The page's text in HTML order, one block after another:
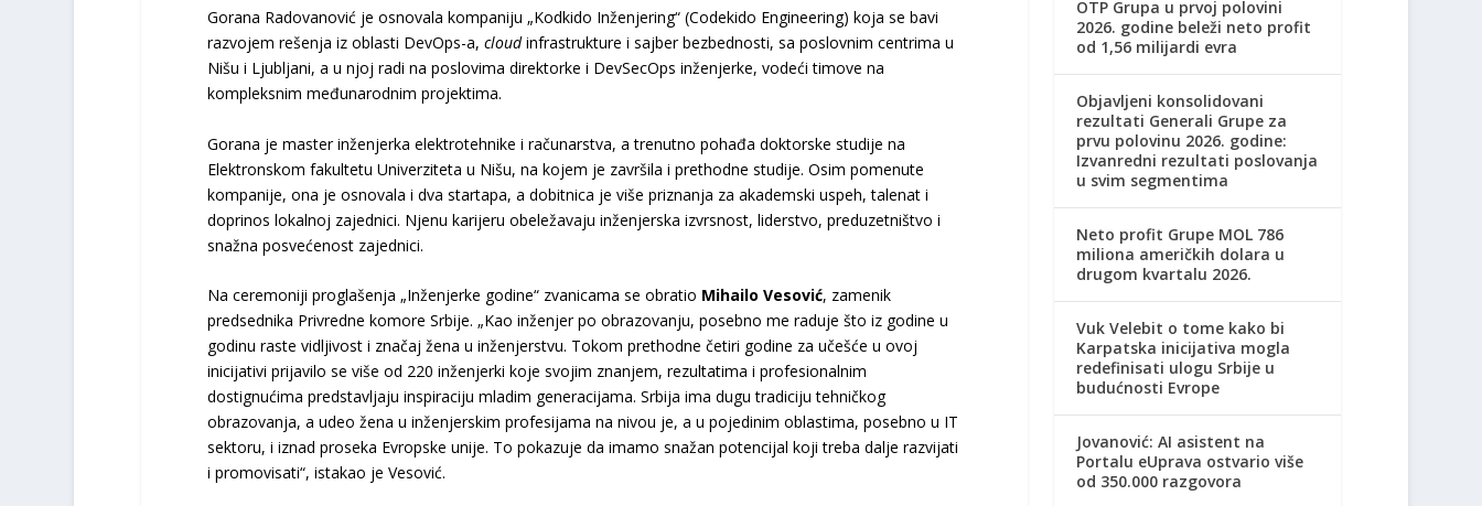
Gorana Radovanović je osnovala kompaniju „Kodkido Inženjering“ (Codekido Engineering) koja se bavi
razvojem rešenja iz oblasti DevOps-a, cloudinfrastrukture i sajber bezbednosti, sa poslovnim centrima u
Nišu i Ljubljani, a u njoj radi na poslovima direktorke i DevSecOps inženjerke, vodeći timove na
kompleksnim međunarodnim projektima.
Gorana je master inženjerka elektrotehnike i računarstva, a trenutno pohađa doktorske studije na
Elektronskom fakultetu Univerziteta u Nišu, na kojem je završila i prethodne studije. Osim pomenute
kompanije, ona je osnovala i dva startapa, a dobitnica je više priznanja za akademski uspeh, talenat i
doprinos lokalnoj zajednici. Njenu karijeru obeležavaju inženjerska izvrsnost, liderstvo, preduzetništvo i
snažna posvećenost zajednici.
Na ceremoniji proglašenja „Inženjerke godine“ zvanicama se obratio Mihailo Vesović, zamenik
predsednika Privredne komore Srbije. „Kao inženjer po obrazovanju, posebno me raduje što iz godine u
godinu raste vidljivost i značaj žena u inženjerstvu. Tokom prethodne četiri godine za učešće u ovoj
inicijativi prijavilo se više od 220 inženjerki koje svojim znanjem, rezultatima i profesionalnim
dostignućima predstavljaju inspiraciju mladim generacijama. Srbija ima dugu tradiciju tehničkog
obrazovanja, a udeo žena u inženjerskim profesijama na nivou je, a u pojedinim oblastima, posebno u IT
sektoru, i iznad proseka Evropske unije. To pokazuje da imamo snažan potencijal koji treba dalje razvijati
i promovisati“, istakao je Vesović.
OTP Grupa u prvoj polovini
2026. godine beleži neto profit
od 1,56 milijardi evra
Objavljeni konsolidovani
rezultati Generali Grupe za
prvu polovinu 2026. godine:
Izvanredni rezultati poslovanja
u svim segmentima
Neto profit Grupe MOL 786
miliona američkih dolara u
drugom kvartalu 2026.
Vuk Velebit o tome kako bi
Karpatska inicijativa mogla
redefinisati ulogu Srbije u
budućnosti Evrope
Jovanović: AI asistent na
Portalu eUprava ostvario više
od 350.000 razgovora